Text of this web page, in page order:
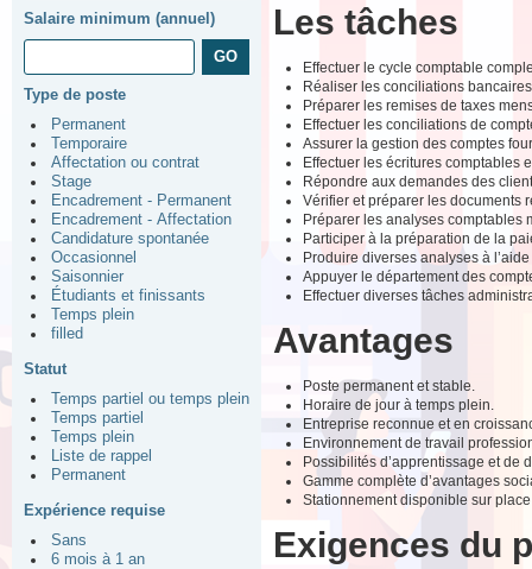
Salaire minimum (annuel)
Type de poste
Permanent
Temporaire
Affectation ou contrat
Stage
Encadrement - Permanent
Encadrement - Affectation
Candidature spontanée
Occasionnel
Saisonnier
Étudiants et finissants
Temps plein
filled
Statut
Temps partiel ou temps plein
Temps partiel
Temps plein
Liste de rappel
Permanent
Expérience requise
Sans
6 mois à 1 an
Les tâches
Effectuer le cycle comptable
Réaliser les conciliations
Préparer les remises de taxes
Effectuer les conciliations de
Assurer la gestion des comptes
Effectuer les écritures comptables
Répondre aux demandes des
Vérifier et préparer les documents
Préparer les analyses comptables
Participer à la préparation de la
Produire diverses analyses à l’aide
Appuyer le département des
Effectuer diverses tâches
Avantages
Poste permanent et stable.
Horaire de jour à temps plein.
Entreprise reconnue et en
Environnement de travail
Possibilités d’apprentissage et de
Gamme complète d’avantages
Stationnement disponible sur
Exigences du